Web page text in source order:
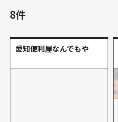
8件
愛知便利屋なんでもや